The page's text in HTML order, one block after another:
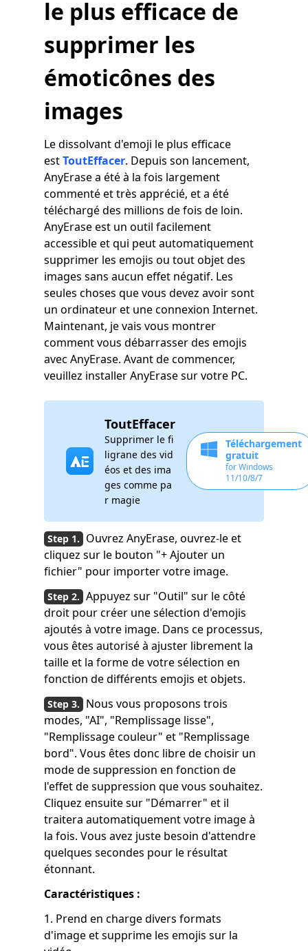
le plus efficace de
supprimer les
émoticônes des
images
Le dissolvant d'emoji le plus efficace
estToutEffacer. Depuis son lancement,
AnyErase a été à la fois largement
commenté et très apprécié, et a été
téléchargé des millions de fois de loin.
AnyErase est un outil facilement
accessible et qui peut automatiquement
supprimer les emojis ou tout objet des
images sans aucun effet négatif. Les
seules choses que vous devez avoir sont
un ordinateur et une connexion Internet.
Maintenant, je vais vous montrer
comment vous débarrasser des emojis
avec AnyErase. Avant de commencer,
veuillez installer AnyErase sur votre PC.
ToutEffacer
Supprimer le fi
ligrane des vid
éos et des ima
ges comme pa
r magie
Téléchargement
gratuit
for Windows
11/10/8/7
Ouvrez AnyErase, ouvrez-le et
cliquez sur le bouton "+ Ajouter un
fichier" pour importer votre image.
Appuyez sur "Outil" sur le côté
droit pour créer une sélection d'emojis
ajoutés à votre image. Dans ce processus,
vous êtes autorisé à ajuster librement la
taille et la forme de votre sélection en
fonction de différents emojis et objets.
Nous vous proposons trois
modes, "AI", "Remplissage lisse",
"Remplissage couleur" et "Remplissage
bord". Vous êtes donc libre de choisir un
mode de suppression en fonction de
l'effet de suppression que vous souhaitez.
Cliquez ensuite sur "Démarrer" et il
traitera automatiquement votre image à
la fois. Vous avez juste besoin d'attendre
quelques secondes pour le résultat
étonnant.
Caractéristiques :
1. Prend en charge divers formats
d'image et supprime les emojis sur la